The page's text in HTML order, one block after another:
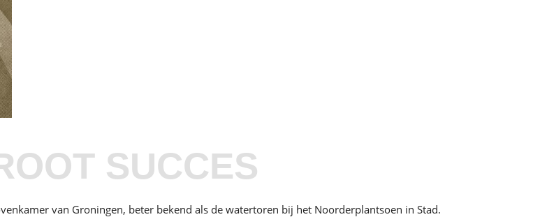
SUCCES
van Groningen, beter bekend als de watertoren bij het Noorderplantsoen in Stad.